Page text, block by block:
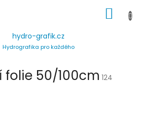
hydro-grafik.cz
Hydrografika pro každého
KOŠÍK
folie 50/100cm 124